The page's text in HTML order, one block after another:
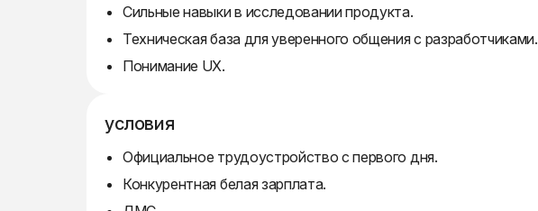
Сильные навыки в исследовании продукта.
Техническая база для уверенного общения с разработчиками.
Понимание UX.
условия
Официальное трудоустройство с первого дня.
Конкурентная белая зарплата.